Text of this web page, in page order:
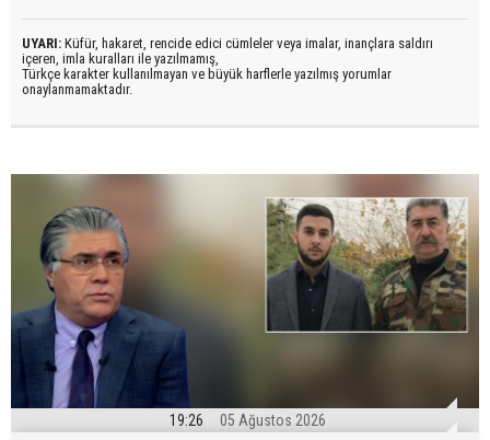
UYARI: Küfür, hakaret, rencide edici cümleler veya imalar, inançlara saldırı
içeren, imla kuralları ile yazılmamış,
Türkçe karakter kullanılmayan ve büyük harflerle yazılmış yorumlar
onaylanmamaktadır.
19:26 05 Ağustos 2026